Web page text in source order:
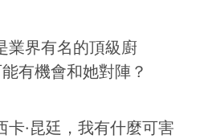
業界有名的頂級廚
有機會和她對陣？
卡·昆廷，我有什麼可害